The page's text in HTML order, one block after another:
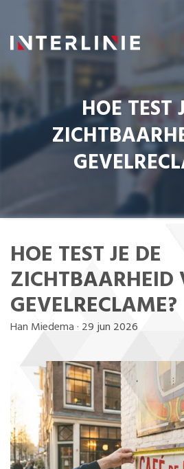
HOE TEST
HOE TEST JE DE
ZICHTBAARHEID
GEVELRECLAME?
Han Miedema · 29 jun 2026